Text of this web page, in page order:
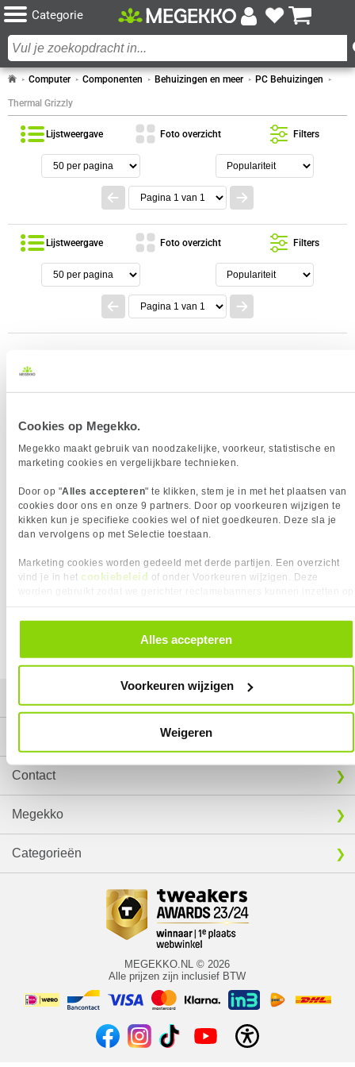
Cookies op Megekko.
Megekko maakt gebruik van noodzakelijke, voorkeur, statistische en
marketing cookies en vergelijkbare technieken.
Door op "Alles accepteren" te klikken, stem je in met het plaatsen van
cookies door ons en onze 9 partners. Door op voorkeuren wijzigen te
kikken kun je specifieke cookies wel of niet goedkeuren. Deze sla je
dan vervolgens op met Selectie toestaan.
Marketing cookies worden gedeeld met derde partijen. Een overzicht
vind je in het cookiebeleid of onder Voorkeuren wijzigen. Deze
alle cookies. Je kunt je gegeven toestemming altijd intrekken, dit doe je
door in de footer van onze website te klikken op ‘Cookievoorkeuren’
Alles accepteren
Voorkeuren wijzigen
Weigeren
Categorie
Computer Componenten Behuizingen en meer PC Behuizingen
Thermal Grizzly
Lijstweergave Foto overzicht Filters
Merk (1)
Uit eigen voorraad leverbaar. Levertijd: 1 dag (zaterdag)
Max moederbord formaat
ATX
Vergelijk product Meer productinformatie
Lijstweergave Foto overzicht Filters
Contact
Megekko
Categorieën
MEGEKKO.NL © 2026
Alle prijzen zijn inclusief BTW